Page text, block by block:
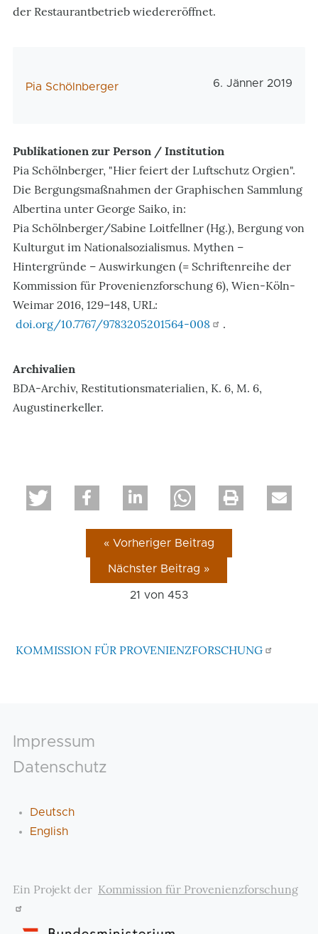
der Restaurantbetrieb wiedereröffnet.
AutorIn
Pia Schölnberger 6. Jänner 2019
Publikationen zur Person / Institution
Pia Schölnberger, "Hier feiert der Luftschutz Orgien".
Die Bergungsmaßnahmen der Graphischen Sammlung
Albertina unter George Saiko, in:
Pia Schölnberger/Sabine Loitfellner (Hg.), Bergung von
Kulturgut im Nationalsozialismus. Mythen –
Hintergründe – Auswirkungen (= Schriftenreihe der
Kommission für Provenienzforschung 6), Wien-Köln-
Weimar 2016, 129–148, URL:
doi.org/10.7767/9783205201564-008
.
Archivalien
BDA-Archiv, Restitutionsmaterialien, K. 6, M. 6,
Augustinerkeller.
« Vorheriger Beitrag
Nächster Beitrag »
21 von 453
KOMMISSION FÜR PROVENIENZFORSCHUNG
Footer
Impressum
Datenschutz
Deutsch
English
Ein Projekt der Kommission für Provenienzforschung